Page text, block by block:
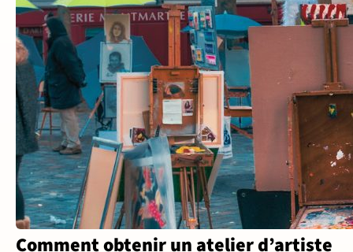
Comment obtenir un atelier d’artiste